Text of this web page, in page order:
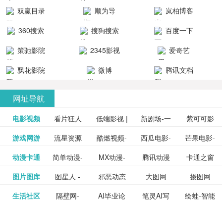
剧片、爱情
片、搞笑片
等全新电
影，是影
合破解游
戏、整合安
卓破解软件
分享与下
载！旨在打
件共享站、
资源
生物科技有
科技有限公
网
双赢目录
顺为导
航-办公运营
岚柏博客
360搜索
搜狗搜索
百度一下
策驰影院
2345影视
大全
爱奇艺
VIP会员
飘花影院
微博 腾讯文档
网址导航
电影视频 看片狂人 低端影视 |
免费高清
在线电影
新剧场-一
个网盘资
源分享小
紫可可影
视-紫可可,
免费提供
泡剧网_最
新电视剧
免费在线
更多>>
游戏网游 流星资源
网-流星蝴
蝶剑官网
酷燃视频-
致力于打
造中国领
西瓜电影-
西瓜视频
网站电影
芒果电影-
芒果TV网
站电影频
豆瓣电影-
豆瓣电影
更多>>
动漫卡通 简单动漫-
日本动画
MX动漫-
最新最全
腾讯动漫
频道
卡通之窗
三毛漫画
网
更多>>
图片图库 图星人 -
设计图片
邪恶动态
图片大全
大图网
摄图网
图行天下
更多>>
生活社区 隔壁网- AI毕业论 笔灵AI写 绘蛙-智能